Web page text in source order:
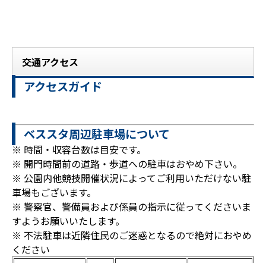
交通アクセス
アクセスガイド
ベススタ周辺駐車場について
※ 時間・収容台数は目安です。
※ 開門時間前の道路・歩道への駐車はおやめ下さい。
※ 公園内他競技開催状況によってご利用いただけない駐
車場もございます。
※ 警察官、警備員および係員の指示に従ってくださいま
すようお願いいたします。
※ 不法駐車は近隣住民のご迷惑となるので絶対におやめ
ください